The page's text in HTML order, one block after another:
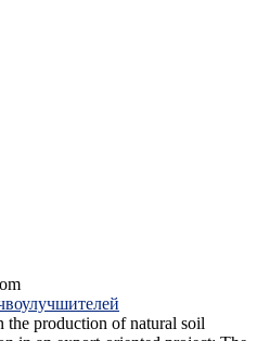
the production of natural soil